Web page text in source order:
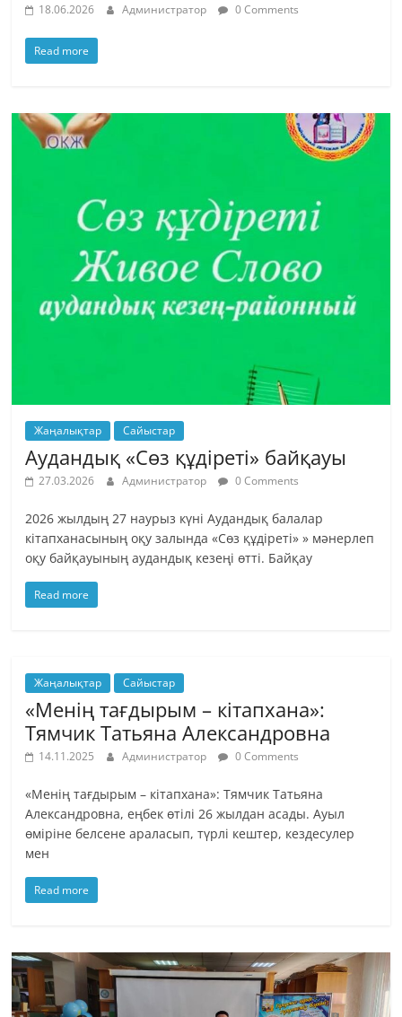
18.06.2026 Администратор 0 Comments
Read more
Жаңалықтар Сайыстар
Аудандық «Сөз құдіреті» байқауы
27.03.2026 Администратор 0 Comments
2026 жылдың 27 наурыз күні Аудандық балалар
кітапханасының оқу залында «Сөз құдіреті» » мәнерлеп
оқу байқауының аудандық кезеңі өтті. Байқау
Read more
Жаңалықтар Сайыстар
«Менің тағдырым – кітапхана»:
Тямчик Татьяна Александровна
14.11.2025 Администратор 0 Comments
«Менің тағдырым – кітапхана»: Тямчик Татьяна
Александровна, еңбек өтілі 26 жылдан асады. Ауыл
өміріне белсене араласып, түрлі кештер, кездесулер
мен
Read more